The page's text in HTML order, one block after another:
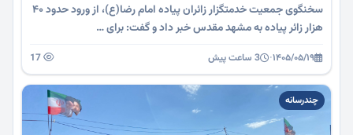
سخنگوی جمعیت خدمتگزار زائران پیاده امام رضا(ع)، از ورود حدود ۴۰
هزار زائر پیاده به مشهد مقدس خبر داد و گفت: برای …
۱۴۰۵/۰۵/۱۹· 3 ساعت پیش
چندرسانه